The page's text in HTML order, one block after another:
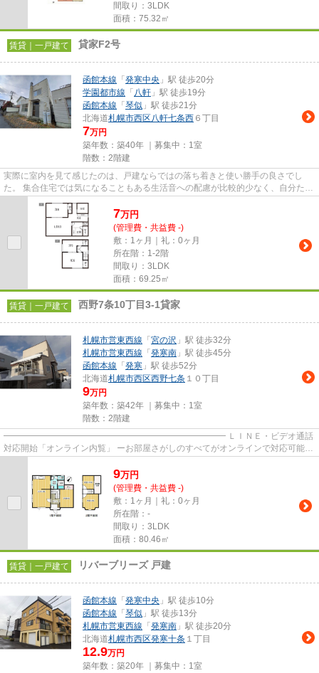
間取り：3LDK
面積：75.32㎡
賃貸｜一戸建て 貸家F2号
函館本線 「 発寒中央 」駅 徒歩20分
学園都市線 「 八軒 」駅 徒歩19分
函館本線 「 琴似 」駅 徒歩21分
北海道札幌市西区八軒七条西 ６丁目
7万円
築年数：築40年 ｜募集中： 1室
階数：2階建
実際に室内を見て感じたのは、戸建ならではの落ち着きと使い勝手の良さでし
た。 集合住宅では気になることもある生活音への配慮が比較的少なく、自分たち
7万円
(管理費・共益費 -)
敷：1ヶ月｜礼：0ヶ月
所在階：1-2階
間取り：3LDK
面積：69.25㎡
賃貸｜一戸建て 西野7条10丁目3-1貸家
札幌市営東西線 「 宮の沢 」駅 徒歩32分
札幌市営東西線 「 発寒南 」駅 徒歩45分
函館本線 「 発寒 」駅 徒歩52分
北海道札幌市西区西野七条 １０丁目
9万円
築年数：築42年 ｜募集中： 1室
階数：2階建
━━━━━━━━━━━━━━━━━━━━━━━━━━ ＬＩＮＥ・ビデオ通話
対応開始「オンライン内覧」 ーお部屋さがしのすべてがオンラインで対応可能ー
9万円
(管理費・共益費 -)
敷：1ヶ月｜礼：0ヶ月
所在階：-
間取り：3LDK
面積：80.46㎡
賃貸｜一戸建て リバーブリーズ 戸建
函館本線 「 発寒中央 」駅 徒歩10分
函館本線 「 琴似 」駅 徒歩13分
札幌市営東西線 「 発寒南 」駅 徒歩20分
北海道札幌市西区発寒十条 １丁目
12.9万円
築年数：築20年 ｜募集中： 1室